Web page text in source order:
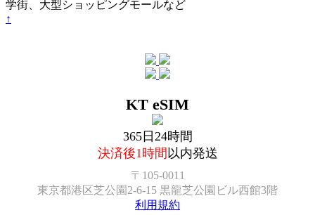
学街、大型ショッピングモールなど
↑
KT eSIM
365日24時間
決済後1時間 以内発送
〒105-0011
東京都港区芝公園2-6-15 黒龍芝公園ビル西館3階
利用規約